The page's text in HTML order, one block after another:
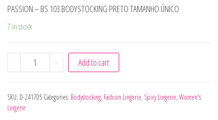
PASSION – BS 103 BODYSTOCKING PRETO TAMANHO ÚNICO
7 in stock
- PASSION - BS 103 BODYSTOCKING PRETO TAMANHO
+ Add to cart
SKU: D-241705 Categories: Bodystocking, Fashion Lingerie, Spicy Lingerie, Women's
Lingerie